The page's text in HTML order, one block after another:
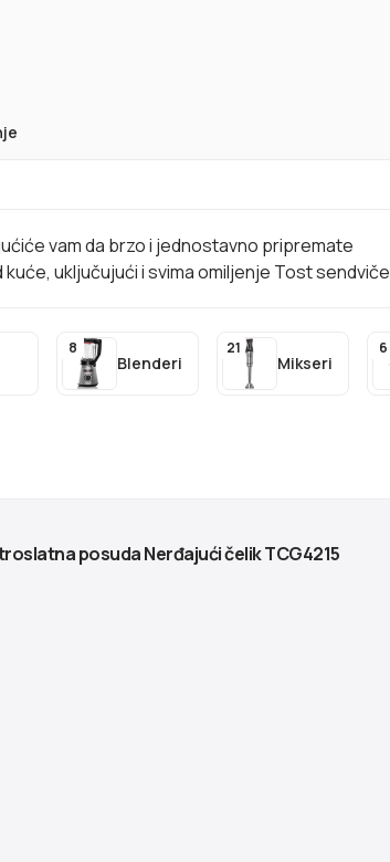
vam da brzo i jednostavno pripremate
uključujući i svima omiljenje Tost sendviče
Blenderi
8
Mikseri
21 6
posuda Nerđajući čelik TCG4215